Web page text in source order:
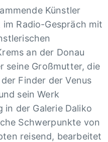
Künstler
Radio-Gespräch mit
an der Donau
seine Großmutter, die
Finder der Venus
sein Werk
in der Galerie Daliko
Schwerpunkte von
reisend, bearbeitet